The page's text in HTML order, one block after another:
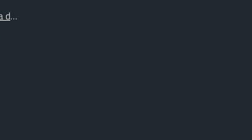
Torino